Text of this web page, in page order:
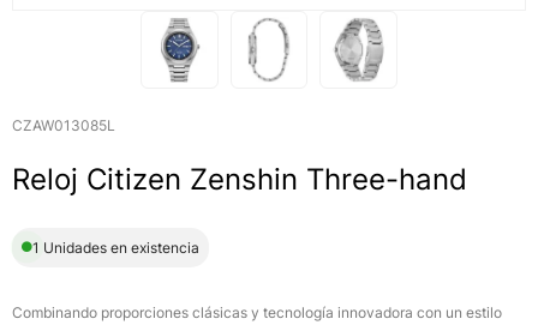
CZAW013085L
Reloj Citizen Zenshin Three-hand
1 Unidades en existencia
Combinando proporciones clásicas y tecnología innovadora con un estilo